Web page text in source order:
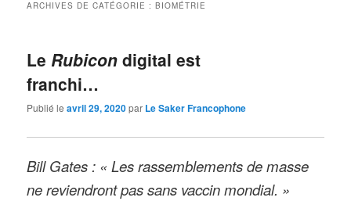
ARCHIVES DE CATÉGORIE :BIOMÉTRIE
Le Rubicon digital est
franchi…
Publié leavril 29, 2020par Le Saker Francophone
Bill Gates : « Les rassemblements de masse
ne reviendront pas sans vaccin mondial. »